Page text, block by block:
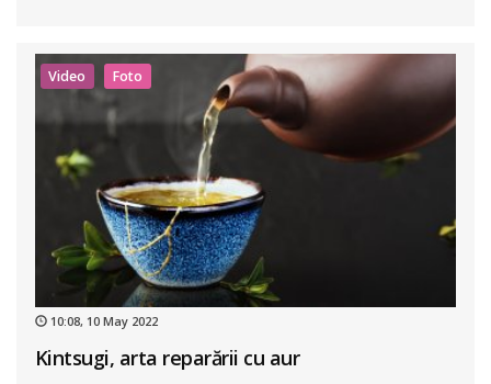
Video Foto
10:08, 10 May 2022
Kintsugi, arta reparării cu aur